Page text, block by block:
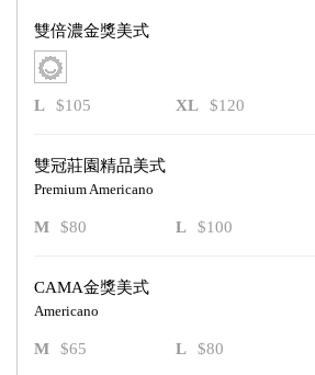
雙倍濃金獎美式
L $105 XL $120
雙冠莊園精品美式
Premium Americano
M $80 L $100
CAMA金獎美式
Americano
M $65 L $80